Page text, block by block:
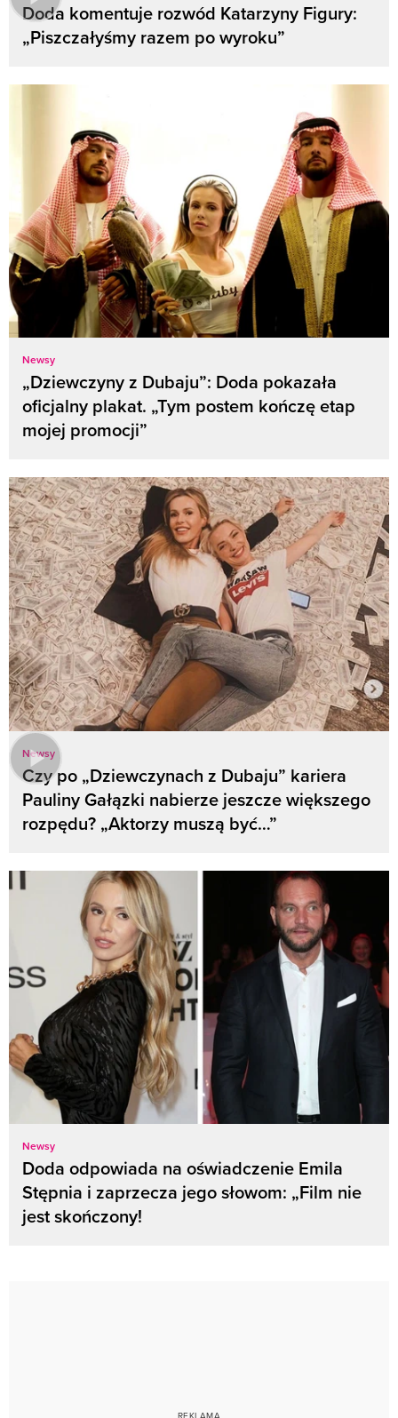
Doda komentuje rozwód Katarzyny Figury:
„Piszczałyśmy razem po wyroku”
Newsy
„Dziewczyny z Dubaju”: Doda pokazała
oficjalny plakat. „Tym postem kończę etap
mojej promocji”
Newsy
Czy po „Dziewczynach z Dubaju” kariera
Pauliny Gałązki nabierze jeszcze większego
rozpędu? „Aktorzy muszą być…”
Newsy
Doda odpowiada na oświadczenie Emila
Stępnia i zaprzecza jego słowom: „Film nie
jest skończony!